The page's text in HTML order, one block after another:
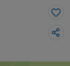
Me